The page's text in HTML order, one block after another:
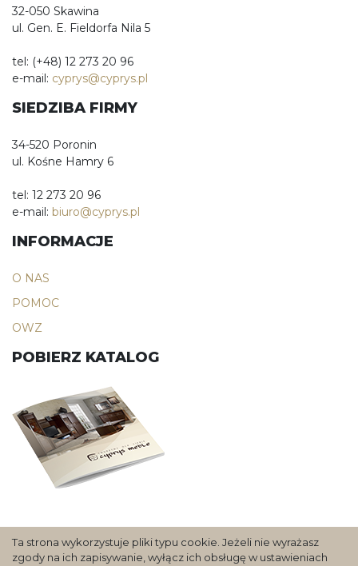
32-050 Skawina
ul. Gen. E. Fieldorfa Nila 5
tel: (+48) 12 273 20 96
e-mail: cyprys@cyprys.pl
SIEDZIBA FIRMY
34-520 Poronin
ul. Kośne Hamry 6
tel: 12 273 20 96
e-mail: biuro@cyprys.pl
INFORMACJE
O NAS
POMOC
OWZ
POBIERZ KATALOG
Copyright 2020 Cyprys
Ta strona wykorzystuje pliki typu cookie. Jeżeli nie wyrażasz
zgody na ich zapisywanie, wyłącz ich obsługę w ustawieniach